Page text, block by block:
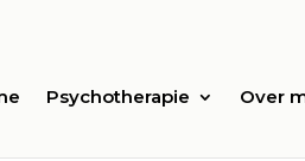
Psychotherapie Over